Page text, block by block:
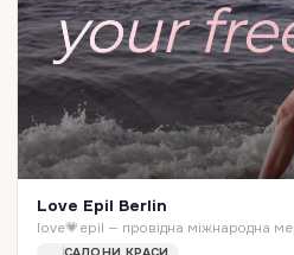
Love Epil Berlin
САЛОНИ КРАСИ